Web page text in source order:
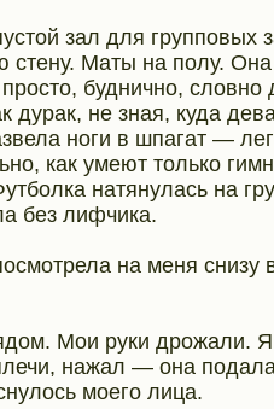
зал для групповых
стену. Маты на полу.
буднично, словно
дурак, не зная, куда
ноги в шпагат —
как умеют только
натянулась на
без лифчика.
на меня снизу
Мои руки дрожали.
нажал — она
моего лица.